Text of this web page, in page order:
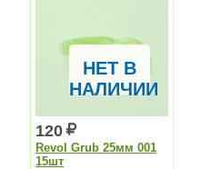
НЕТ В
НАЛИЧИИ
120
Revol Grub 25мм 001
15шт